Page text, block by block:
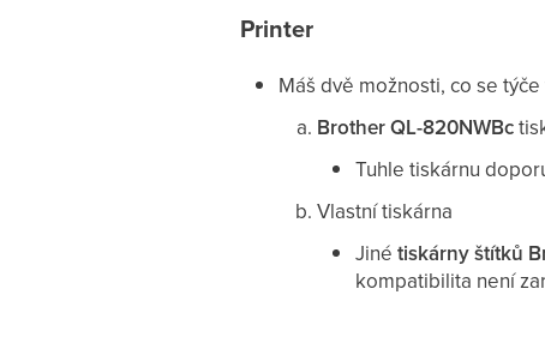
Printer
Máš dvě možnosti, co se
Brother QL-820NWBc
Tuhle tiskárnu
Vlastní tiskárna
Jiné tiskárny štítků
kompatibilita není